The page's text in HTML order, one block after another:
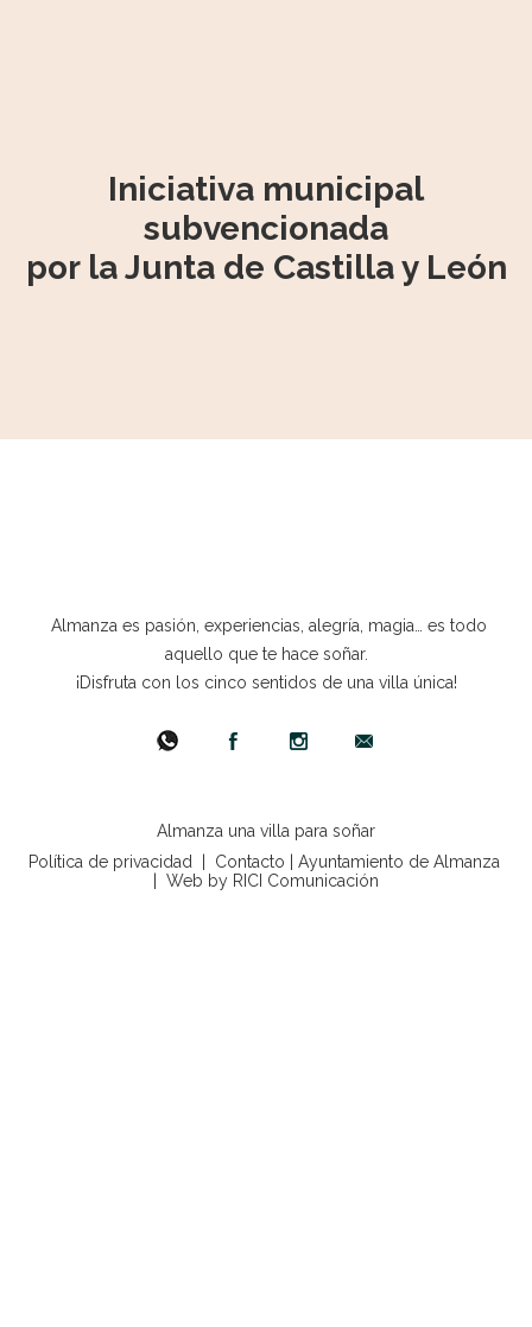
Iniciativa municipal
subvencionada
por la Junta de Castilla y León
Almanza es pasión, experiencias, alegría, magia… es todo
aquello que te hace soñar.
¡Disfruta con los cinco sentidos de una villa única!
Almanza una villa para soñar
Política de privacidad
Contacto
Ayuntamiento de Almanza
Web by RICI Comunicación